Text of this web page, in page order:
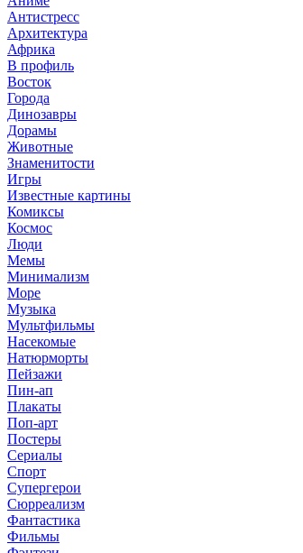
Антистресс
Архитектура
Африка
В профиль
Восток
Города
Динозавры
Дорамы
Животные
Знаменитости
Игры
Известные картины
Комиксы
Космос
Люди
Мемы
Минимализм
Море
Музыка
Мультфильмы
Насекомые
Натюрморты
Пейзажи
Пин-ап
Плакаты
Поп-арт
Постеры
Сериалы
Спорт
Супергерои
Сюрреализм
Фантастика
Фильмы